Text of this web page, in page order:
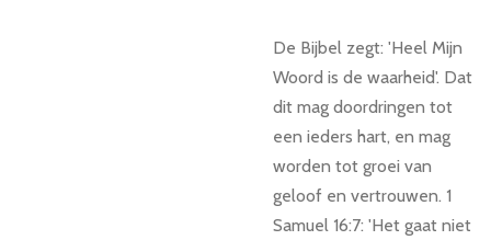
De Bijbel zegt: 'Heel Mijn
Woord is de waarheid'. Dat
dit mag doordringen tot
een ieders hart, en mag
worden tot groei van
geloof en vertrouwen. 1
Samuel 16:7: 'Het gaat niet